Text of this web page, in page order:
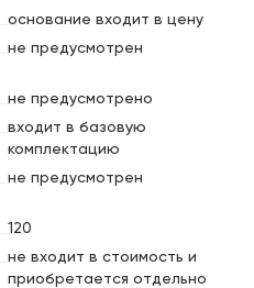
основание входит в цену
не предусмотрен
не предусмотрено
входит в базовую
комплектацию
не предусмотрен
120
не входит в стоимость и
приобретается отдельно